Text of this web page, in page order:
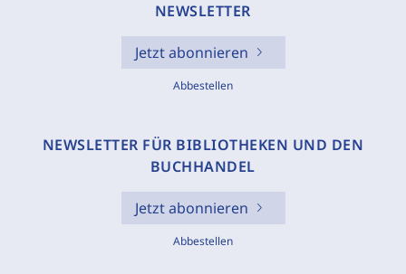
NEWSLETTER
Jetzt abonnieren
Abbestellen
NEWSLETTER FÜR BIBLIOTHEKEN UND DEN
BUCHHANDEL
Jetzt abonnieren
Abbestellen